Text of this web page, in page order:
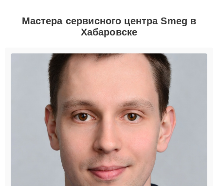
Мастера сервисного центра Smeg в
Хабаровске